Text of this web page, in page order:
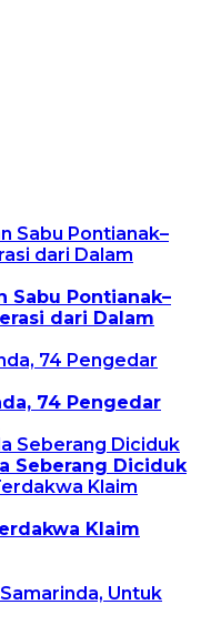
Sabu Pontianak–
dari Dalam
74 Pengedar
Seberang Diciduk
Klaim